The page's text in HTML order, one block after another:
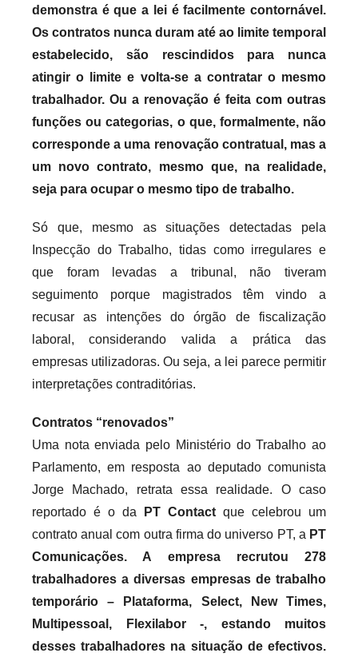
demonstra é que a lei é facilmente contornável.
Os contratos nunca duram até ao limite temporal
estabelecido, são rescindidos para nunca
atingir o limite e volta-se a contratar o mesmo
trabalhador. Ou a renovação é feita com outras
funções ou categorias, o que, formalmente, não
corresponde a uma renovação contratual, mas a
um novo contrato, mesmo que, na realidade,
seja para ocupar o mesmo tipo de trabalho.
Só que, mesmo as situações detectadas pela
Inspecção do Trabalho, tidas como irregulares e
que foram levadas a tribunal, não tiveram
seguimento porque magistrados têm vindo a
recusar as intenções do órgão de fiscalização
laboral, considerando valida a prática das
empresas utilizadoras. Ou seja, a lei parece permitir
interpretações contraditórias.
Contratos “renovados”
Uma nota enviada pelo Ministério do Trabalho ao
Parlamento, em resposta ao deputado comunista
Jorge Machado, retrata essa realidade. O caso
reportado é o da
PT Contact que celebrou um
contrato anual com outra firma do universo PT, a PT
Comunicações. A empresa recrutou 278
trabalhadores a diversas empresas de trabalho
temporário – Plataforma, Select, New Times,
Multipessoal, Flexilabor -, estando muitos
desses trabalhadores na situação de efectivos.